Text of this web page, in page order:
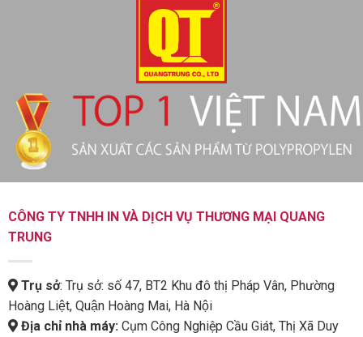
CÔNG TY TNHH IN VÀ DỊCH VỤ THƯƠNG MẠI QUANG
TRUNG
Trụ sở: Trụ sở: số 47, BT2 Khu đô thị Pháp Vân, Phường
Hoàng Liệt, Quận Hoàng Mai, Hà Nội
Địa chỉ nhà máy: Cụm Công Nghiệp Cầu Giát, Thị Xã Duy